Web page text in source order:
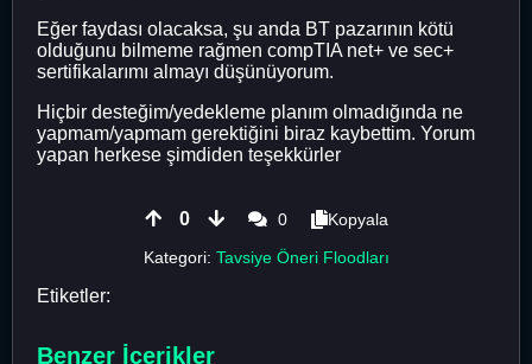
Eğer faydası olacaksa, şu anda BT pazarının kötü
olduğunu bilmeme rağmen compTIA net+ ve sec+
sertifikalarımı almayı düşünüyorum.
Hiçbir desteğim/yedekleme planım olmadığında ne
yapmam/yapmam gerektiğini biraz kaybettim. Yorum
yapan herkese şimdiden teşekkürler
0 0
Kopyala
Kategori: Tavsiye Öneri Floodları
Etiketler:
Benzer İçerikler